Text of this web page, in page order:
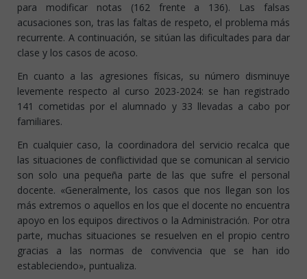
para modificar notas (162 frente a 136). Las falsas
acusaciones son, tras las faltas de respeto, el problema más
recurrente. A continuación, se sitúan las dificultades para dar
clase y los casos de acoso.
En cuanto a las agresiones físicas, su número disminuye
levemente respecto al curso 2023-2024: se han registrado
141 cometidas por el alumnado y 33 llevadas a cabo por
familiares.
En cualquier caso, la coordinadora del servicio recalca que
las situaciones de conflictividad que se comunican al servicio
son solo una pequeña parte de las que sufre el personal
docente. «Generalmente, los casos que nos llegan son los
más extremos o aquellos en los que el docente no encuentra
apoyo en los equipos directivos o la Administración. Por otra
parte, muchas situaciones se resuelven en el propio centro
gracias a las normas de convivencia que se han ido
estableciendo», puntualiza.